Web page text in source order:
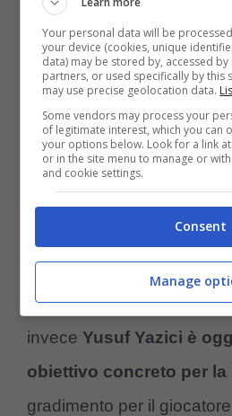
Baroni un ultimo colpo
pescando daglisvincolati
è quello diYusuf Yazici,
classe ’97 accostato
corso di quest’estate.
Trattativa in
l’attaccante:
Sembrava potesse
invece Yusuf Yazici è
obiettivo concreto per la
gradimento per il
Your personal data will be
your device (cookies, unique
data) may be stored by, accessed
partners, or used specifically by this
may use precise geolocation data.
Some vendors may process your
of legitimate interest, which you can
your options below. Look for a link
or in the site menu to manage or
and cookie settings.
Consent
Manage